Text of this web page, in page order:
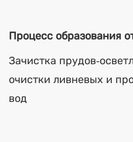
Процесс образования
Зачистка прудов-
очистки ливневых и
вод